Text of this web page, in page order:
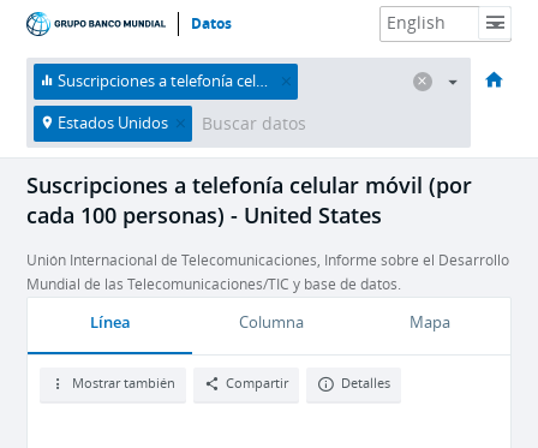
Datos
HOME Economías Temas Datos y recursos Sobre nosotros
Suscripciones a telefonía celular móvil (por cada 100 personas)
Estados Unidos
Suscripciones a telefonía celular móvil (por
cada 100 personas) - United States
Unión Internacional de Telecomunicaciones, Informe sobre el Desarrollo
Mundial de las Telecomunicaciones/TIC y base de datos.
Línea Columna Mapa
Mostrar también Compartir Detalles